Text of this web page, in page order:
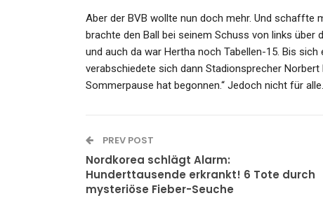
Aber der BVB wollte nun doch mehr. Und schaffte
brachte den Ball bei seinem Schuss von links über
und auch da war Hertha noch Tabellen-15. Bis
verabschiedete sich dann Stadionsprecher
Sommerpause hat begonnen.“ Jedoch nicht für alle.
PREV POST
Nordkorea schlägt Alarm:
Hunderttausende erkrankt! 6 Tote durch
mysteriöse Fieber-Seuche